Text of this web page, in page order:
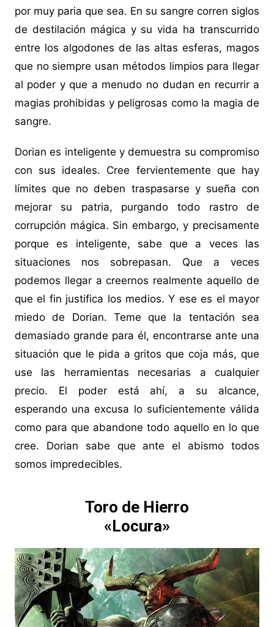
por muy paria que sea. En su sangre corren siglos
de destilación mágica y su vida ha transcurrido
entre los algodones de las altas esferas, magos
que no siempre usan métodos limpios para llegar
al poder y que a menudo no dudan en recurrir a
magias prohibidas y peligrosas como la magia de
sangre.
Dorian es inteligente y demuestra su compromiso
con sus ideales. Cree fervientemente que hay
límites que no deben traspasarse y sueña con
mejorar su patria, purgando todo rastro de
corrupción mágica. Sin embargo, y precisamente
porque es inteligente, sabe que a veces las
situaciones nos sobrepasan. Que a veces
podemos llegar a creernos realmente aquello de
que el fin justifica los medios. Y ese es el mayor
miedo de Dorian. Teme que la tentación sea
demasiado grande para él, encontrarse ante una
situación que le pida a gritos que coja más, que
use las herramientas necesarias a cualquier
precio. El poder está ahí, a su alcance,
esperando una excusa lo suficientemente válida
como para que abandone todo aquello en lo que
cree. Dorian sabe que ante el abismo todos
somos impredecibles.
Toro de Hierro
«Locura»